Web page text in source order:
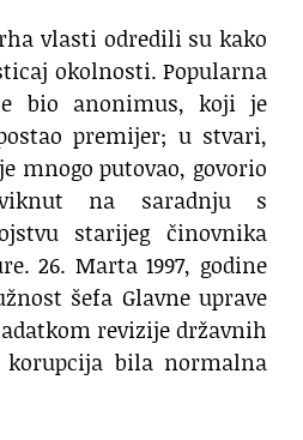
vlasti odredili su kako
okolnosti. Popularna
bio anonimus, koji je
premijer; u stvari,
mnogo putovao, govorio
na saradnju s
starijeg činovnika
26. Marta 1997, godine
šefa Glavne uprave
revizije državnih
bila normalna